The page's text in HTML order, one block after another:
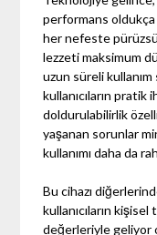
performans oldukça
her nefeste
lezzeti maksimum
uzun süreli kullanım
kullanıcıların pratik
doldurulabilirlik
yaşanan sorunlar
kullanımı daha da
Bu cihazı
kullanıcıların
değerleriyle geliyor